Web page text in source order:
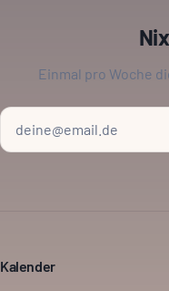
Einmal pro Woche
Kalender